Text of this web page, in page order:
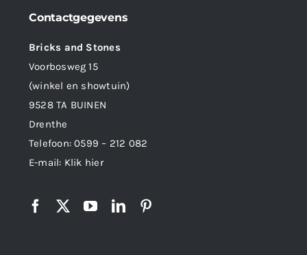
Contactgegevens
Bricks and Stones
Voorbosweg 15
(winkel en showtuin)
9528 TA BUINEN
Drenthe
Telefoon:0599 – 212 082
E-mail: Klik hier